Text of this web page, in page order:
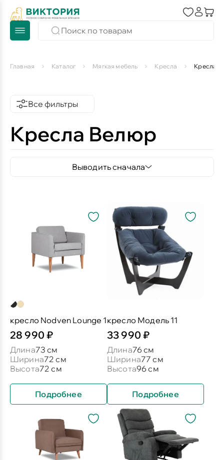
Главная Каталог Мягкая мебель Кресла Кресла
Все фильтры
Кресла Велюр
Выводить сначала
кресло Nodven Lounge 1
28 990 ₽
Длина73 см
Ширина72 см
Высота72 см
Подробнее
кресло Модель 11
33 990 ₽
Длина76 см
Ширина77 см
Высота96 см
Подробнее